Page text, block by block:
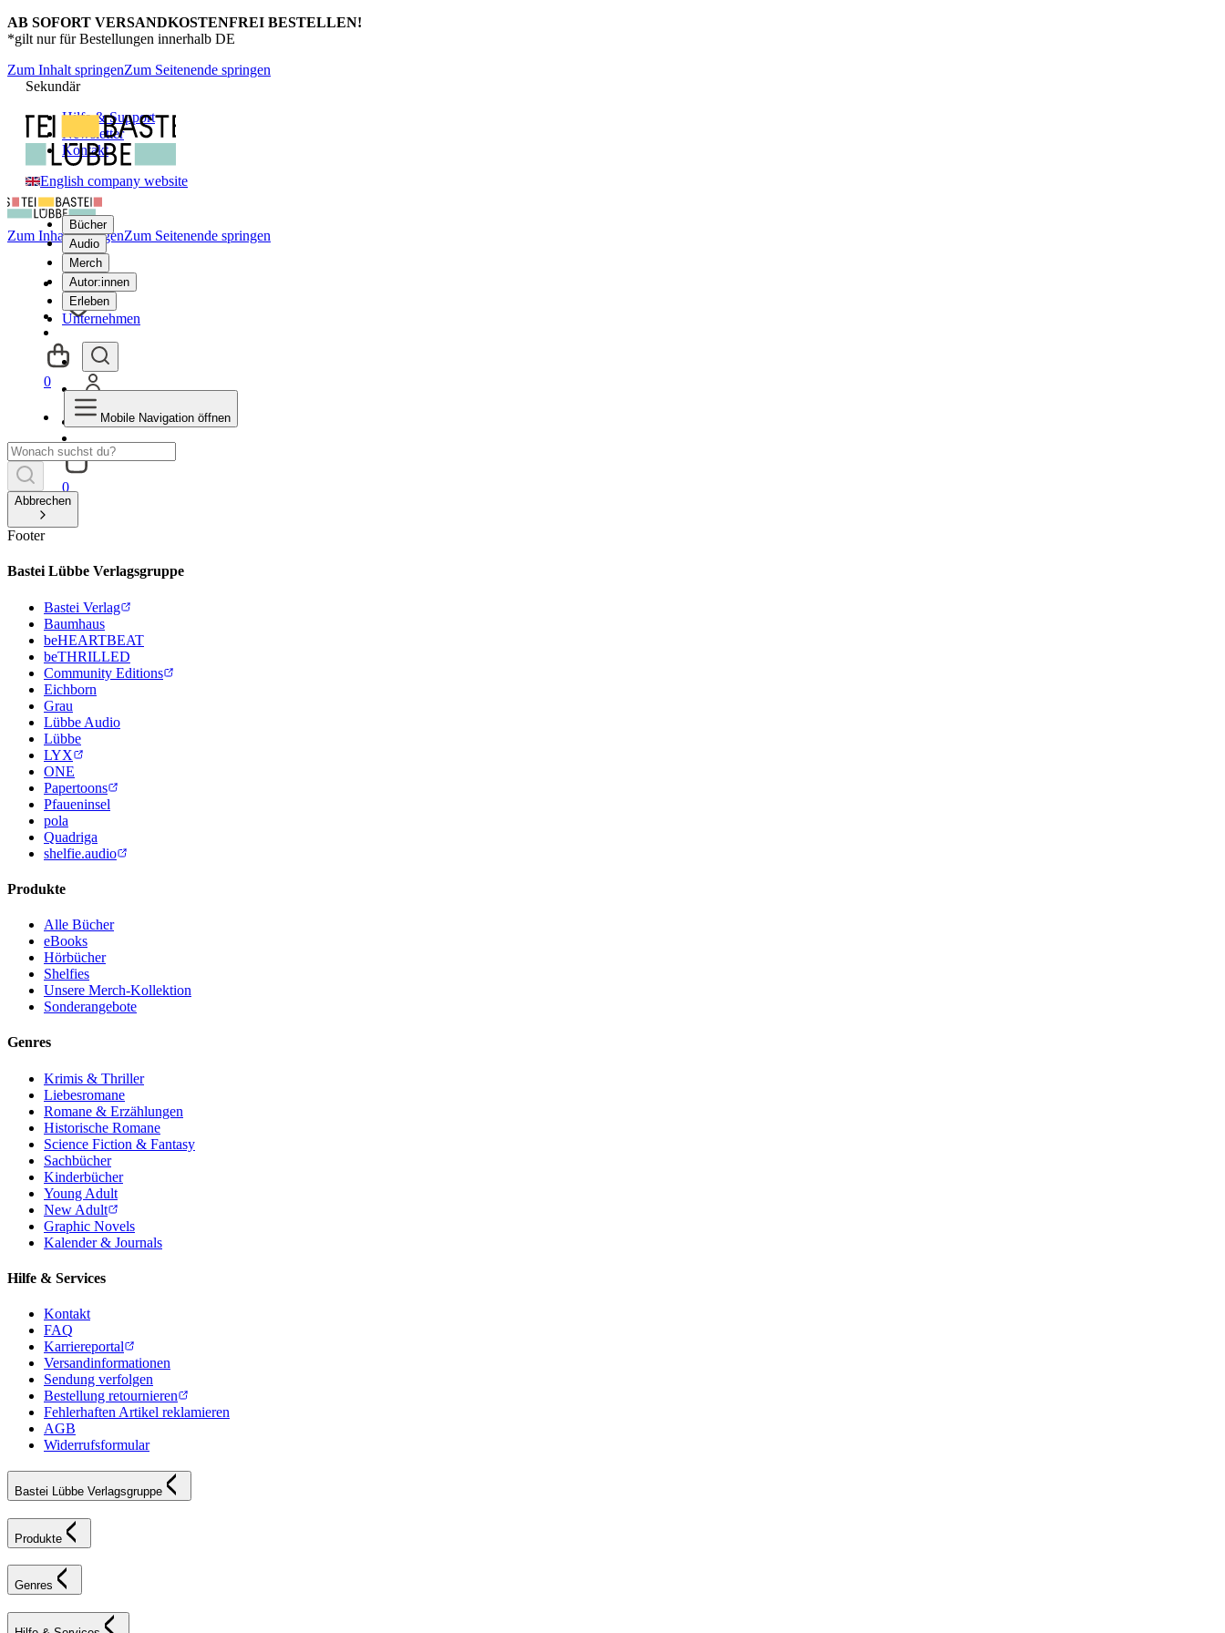
AB SOFORT VERSANDKOSTENFREI BESTELLEN!
*gilt nur für Bestellungen innerhalb DE
Zum Inhalt springenZum Seitenende springen
Sekundär
Hilfe & Support
Newsletter
Kontakt
English company website
Bücher
Audio
Merch
Autor:innen
Erleben
Unternehmen
0
Zum Inhalt springenZum Seitenende springen
0
Mobile Navigation öffnen
Abbrechen
Footer
Bastei Lübbe Verlagsgruppe
Bastei Verlag
Baumhaus
beHEARTBEAT
beTHRILLED
Community Editions
Eichborn
Grau
Lübbe Audio
Lübbe
LYX
ONE
Papertoons
Pfaueninsel
pola
Quadriga
shelfie.audio
Produkte
Alle Bücher
eBooks
Hörbücher
Shelfies
Unsere Merch-Kollektion
Sonderangebote
Genres
Krimis & Thriller
Liebesromane
Romane & Erzählungen
Historische Romane
Science Fiction & Fantasy
Sachbücher
Kinderbücher
Young Adult
New Adult
Graphic Novels
Kalender & Journals
Hilfe & Services
Kontakt
FAQ
Karriereportal
Versandinformationen
Sendung verfolgen
Bestellung retournieren
Fehlerhaften Artikel reklamieren
AGB
Widerrufsformular
Bastei Lübbe Verlagsgruppe
Produkte
Genres